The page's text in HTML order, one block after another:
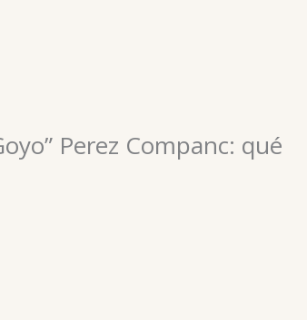
Perez Companc: qué